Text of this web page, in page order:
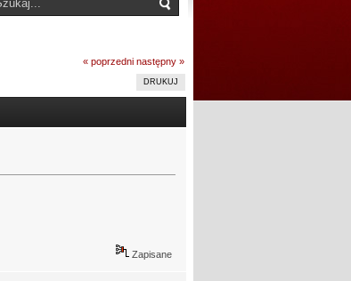
« poprzedni następny »
DRUKUJ
Zapisane